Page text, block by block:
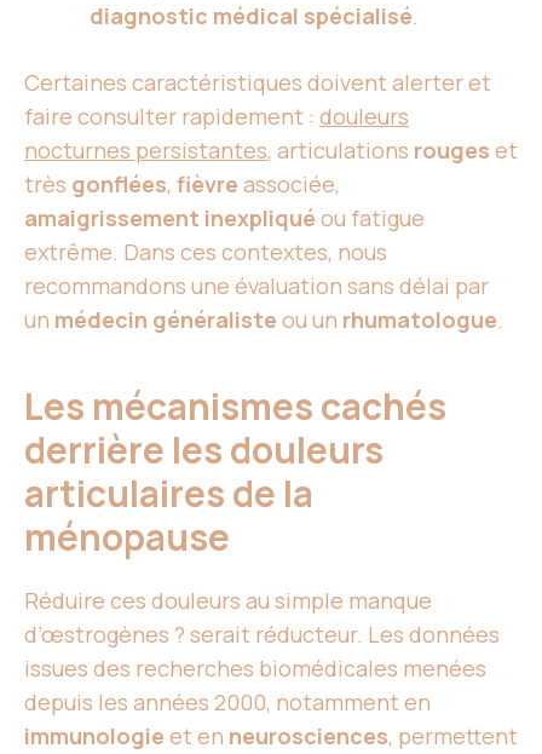
diagnostic médical spécialisé.
Certaines caractéristiques doivent alerter et
faire consulter rapidement : douleurs
nocturnes persistantes, articulations rouges et
très gonflées, fièvre associée,
amaigrissement inexpliqué ou fatigue
extrême. Dans ces contextes, nous
recommandons une évaluation sans délai par
un médecin généraliste ou un rhumatologue.
Les mécanismes cachés
derrière les douleurs
articulaires de la
ménopause
Réduire ces douleurs au simple manque
d’œstrogènes ? serait réducteur. Les données
issues des recherches biomédicales menées
depuis les années 2000, notamment en
immunologie et en neurosciences, permettent